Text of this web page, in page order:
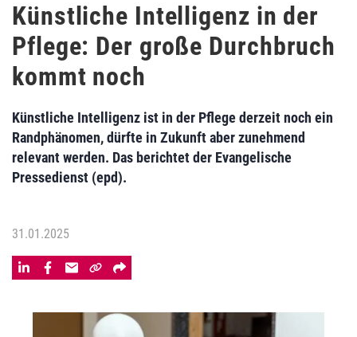
Künstliche Intelligenz in der
Pflege: Der große Durchbruch
kommt noch
Künstliche Intelligenz ist in der Pflege derzeit noch ein
Randphänomen, dürfte in Zukunft aber zunehmend
relevant werden. Das berichtet der Evangelische
Pressedienst (epd).
31.01.2025